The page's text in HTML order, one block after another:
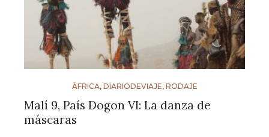
ÁFRICA, DIARIODEVIAJE, RODAJE
Malí 9, País Dogon VI: La danza de
máscaras